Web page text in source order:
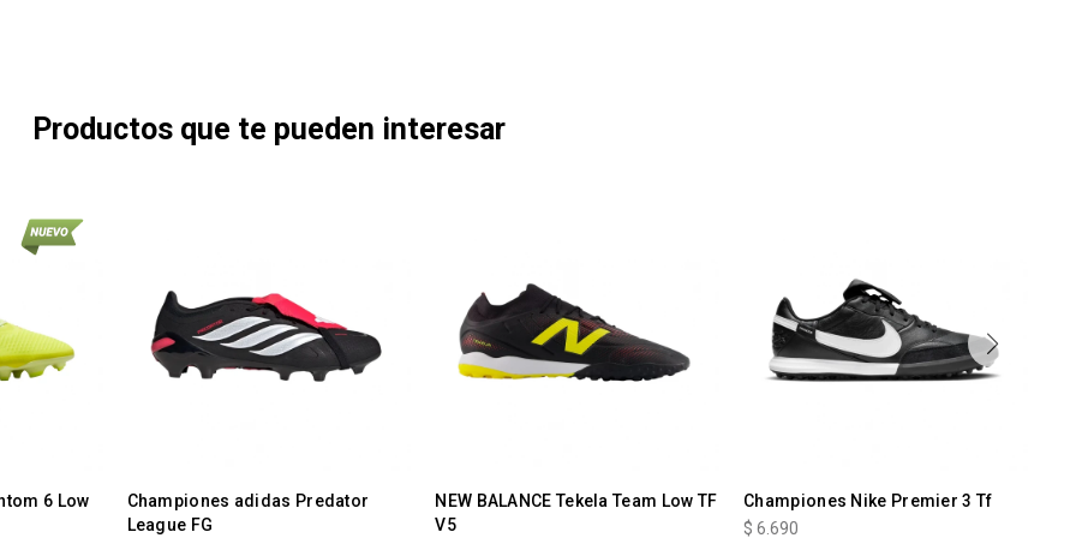
Productos que te pueden interesar
6 Low
Championes adidas Predator
League FG
NEW BALANCE Tekela Team Low TF
V5
Championes Nike Premier 3 Tf
$ 6.690